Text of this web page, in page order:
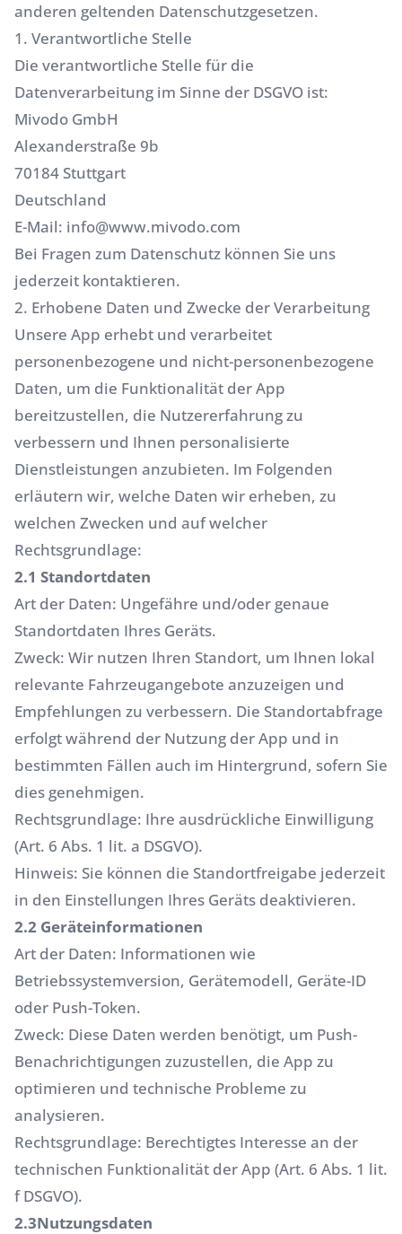
anderen geltenden Datenschutzgesetzen.
1. Verantwortliche Stelle
Die verantwortliche Stelle für die
Datenverarbeitung im Sinne der DSGVO ist:
Mivodo GmbH
Alexanderstraße 9b
70184 Stuttgart
Deutschland
E-Mail: info@www.mivodo.com
Bei Fragen zum Datenschutz können Sie uns
jederzeit kontaktieren.
2. Erhobene Daten und Zwecke der Verarbeitung
Unsere App erhebt und verarbeitet
personenbezogene und nicht-personenbezogene
Daten, um die Funktionalität der App
bereitzustellen, die Nutzererfahrung zu
verbessern und Ihnen personalisierte
Dienstleistungen anzubieten. Im Folgenden
erläutern wir, welche Daten wir erheben, zu
welchen Zwecken und auf welcher
Rechtsgrundlage:
2.1 Standortdaten
Art der Daten: Ungefähre und/oder genaue
Standortdaten Ihres Geräts.
Zweck: Wir nutzen Ihren Standort, um Ihnen lokal
relevante Fahrzeugangebote anzuzeigen und
Empfehlungen zu verbessern. Die Standortabfrage
erfolgt während der Nutzung der App und in
bestimmten Fällen auch im Hintergrund, sofern Sie
dies genehmigen.
Rechtsgrundlage: Ihre ausdrückliche Einwilligung
(Art. 6 Abs. 1 lit. a DSGVO).
Hinweis: Sie können die Standortfreigabe jederzeit
in den Einstellungen Ihres Geräts deaktivieren.
2.2 Geräteinformationen
Art der Daten: Informationen wie
Betriebssystemversion, Gerätemodell, Geräte-ID
oder Push-Token.
Zweck: Diese Daten werden benötigt, um Push-
Benachrichtigungen zuzustellen, die App zu
optimieren und technische Probleme zu
analysieren.
Rechtsgrundlage: Berechtigtes Interesse an der
technischen Funktionalität der App (Art. 6 Abs. 1 lit.
f DSGVO).
2.3Nutzungsdaten